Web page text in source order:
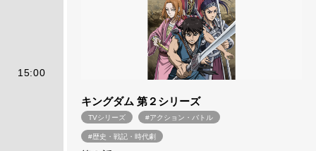
15:00
キングダム 第２シリーズ
TVシリーズ #アクション・バトル
#歴史・戦記・時代劇